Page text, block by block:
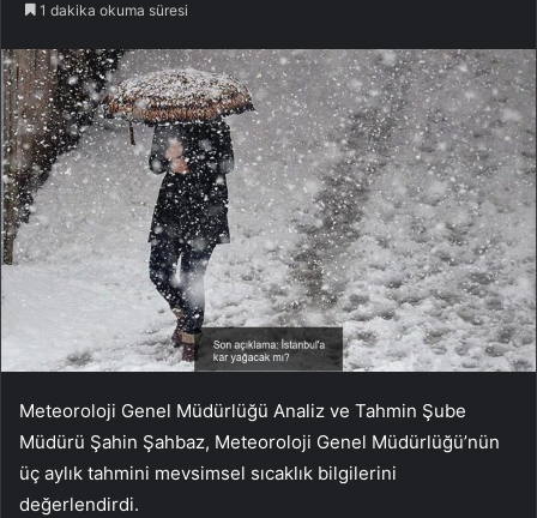
1 dakika okuma süresi
Meteoroloji Genel Müdürlüğü Analiz ve Tahmin Şube
Müdürü Şahin Şahbaz, Meteoroloji Genel Müdürlüğü’nün
üç aylık tahmini mevsimsel sıcaklık bilgilerini
değerlendirdi.